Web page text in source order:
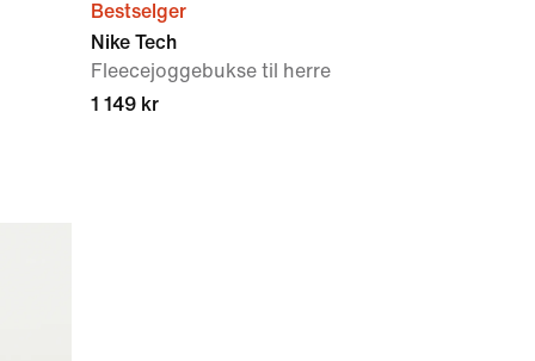
Bestselger
Nike Tech
Fleecejoggebukse til herre
1 149 kr